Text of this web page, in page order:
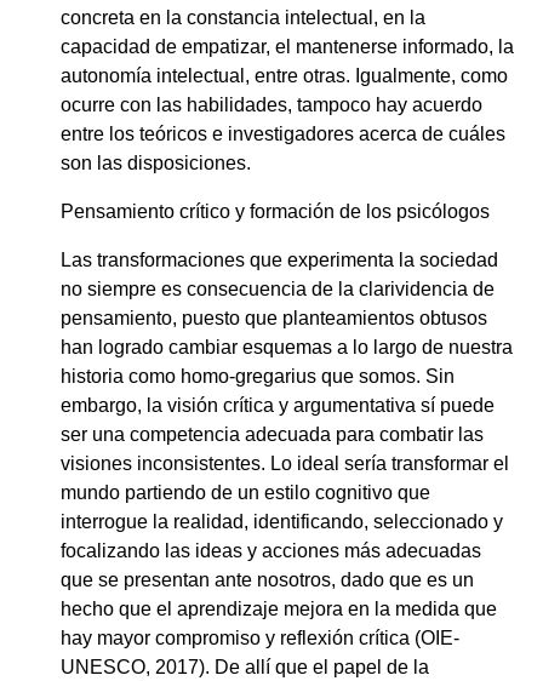
concreta en la constancia intelectual, en la
capacidad de empatizar, el mantenerse informado, la
autonomía intelectual, entre otras. Igualmente, como
ocurre con las habilidades, tampoco hay acuerdo
entre los teóricos e investigadores acerca de cuáles
son las disposiciones.
Pensamiento crítico y formación de los psicólogos
Las transformaciones que experimenta la sociedad
no siempre es consecuencia de la clarividencia de
pensamiento, puesto que planteamientos obtusos
han logrado cambiar esquemas a lo largo de nuestra
historia como homo-gregarius que somos. Sin
embargo, la visión crítica y argumentativa sí puede
ser una competencia adecuada para combatir las
visiones inconsistentes. Lo ideal sería transformar el
mundo partiendo de un estilo cognitivo que
interrogue la realidad, identificando, seleccionado y
focalizando las ideas y acciones más adecuadas
que se presentan ante nosotros, dado que es un
hecho que el aprendizaje mejora en la medida que
hay mayor compromiso y reflexión crítica (OIE-
UNESCO, 2017). De allí que el papel de la